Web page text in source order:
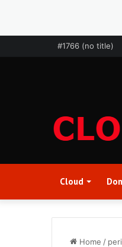
#1766 (no title)
Cloud
Home /